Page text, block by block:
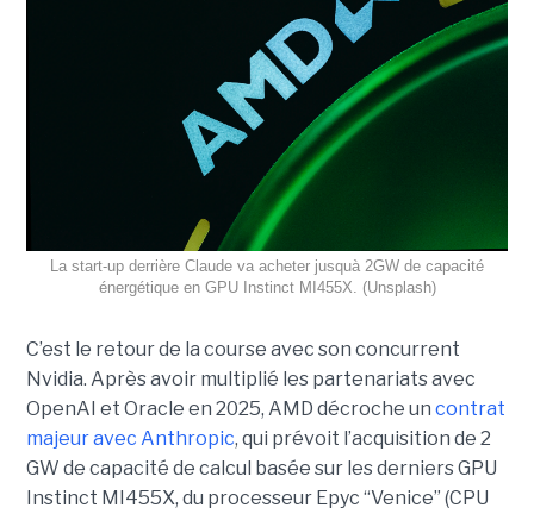
La start-up derrière Claude va acheter jusquà 2GW de capacité
énergétique en GPU Instinct MI455X. (Unsplash)
C’est le retour de la course avec son concurrent
Nvidia. Après avoir multiplié les partenariats avec
OpenAI et Oracle en 2025, AMD décroche un contrat
majeur avec Anthropic, qui prévoit l’acquisition de 2
GW de capacité de calcul basée sur les derniers GPU
Instinct MI455X, du processeur Epyc “Venice” (CPU